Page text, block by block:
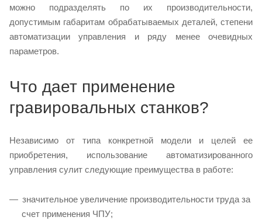
можно подразделять по их производительности,
допустимым габаритам обрабатываемых деталей, степени
автоматизации управления и ряду менее очевидных
параметров.
Что дает применение
гравировальных станков?
Независимо от типа конкретной модели и целей ее
приобретения, использование автоматизированного
управления сулит следующие преимущества в работе:
значительное увеличение производительности труда за
счет применения ЧПУ;